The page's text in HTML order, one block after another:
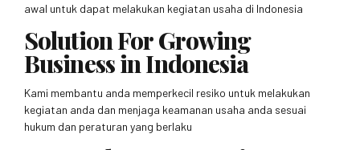
awal untuk dapat melakukan kegiatan usaha di Indonesia
Solution For Growing
Business in Indonesia
Kami membantu anda memperkecil resiko untuk melakukan
kegiatan anda dan menjaga keamanan usaha anda sesuai
hukum dan peraturan yang berlaku